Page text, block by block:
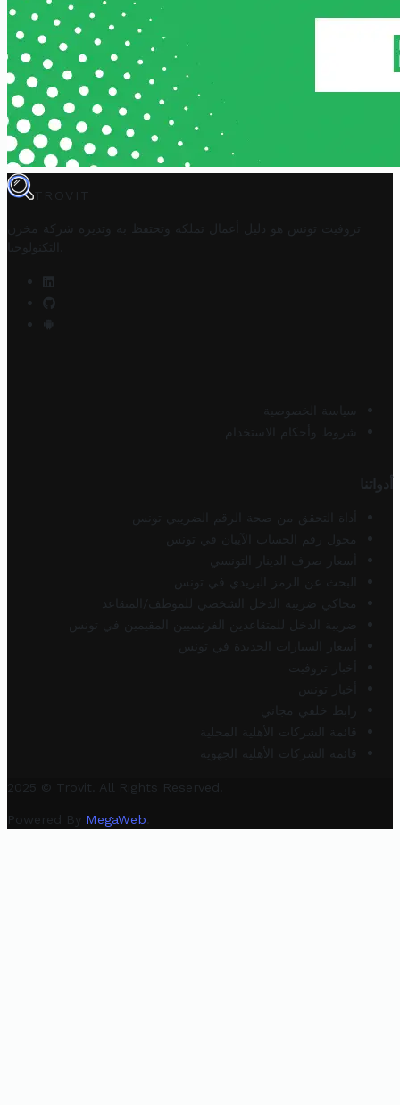
TROVIT
تروفيت تونس هو دليل أعمال تملكه وتحتفظ به وتديره
شركة مخزن
التكنولوجيا
سياسة الخصوصية
شروط وأحكام الاستخدام
أدواتنا
أداة التحقق من صحة الرقم الضريبي تونس
محول رقم الحساب الآيبان في تونس
أسعار صرف الدينار التونسي
البحث عن الرمز البريدي في تونس
محاكي ضريبة الدخل الشخصي للموظف/المتقاعد
ضريبة الدخل للمتقاعدين الفرنسيين المقيمين في تونس
أسعار السيارات الجديدة في تونس
أخبار تروفيت
أخبار تونس
رابط خلفي مجاني
قائمة الشركات الأهلية المحلية
قائمة الشركات الأهلية الجهوية
2025 © Trovit. All Rights Reserved.
Powered By MegaWeb